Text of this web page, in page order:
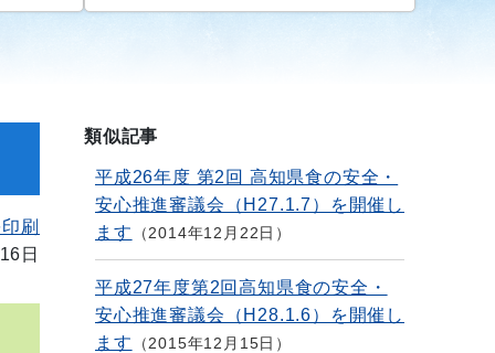
刷
日
類似記事
平成26年度 第2回 高知県食の安全・
安心推進審議会（H27.1.7）を開催し
ます
2014年12月22日
平成27年度第2回高知県食の安全・
安心推進審議会（H28.1.6）を開催し
ます
2015年12月15日